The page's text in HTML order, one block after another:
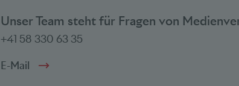
Unser Team steht für Fragen von
+41 58 330 63 35
E-Mail